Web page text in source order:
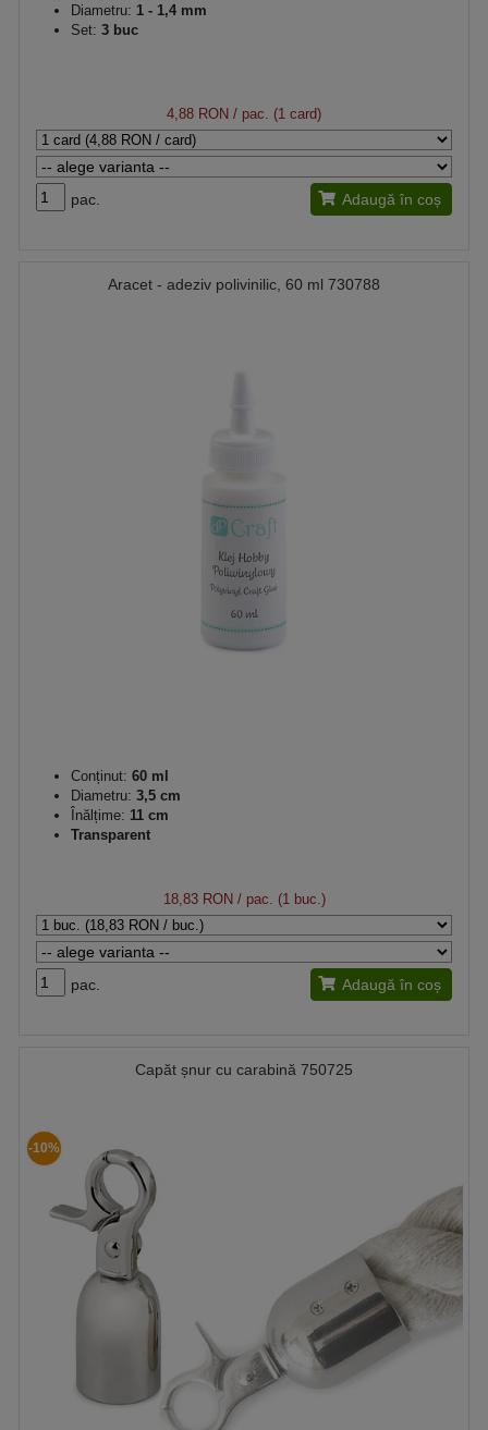
Diametru: 1 - 1,4 mm
Set: 3 buc
4,88 RON / pac. (1 card)
pac. Adaugă în coș
Aracet - adeziv polivinilic, 60 ml 730788
Conținut: 60 ml
Diametru: 3,5 cm
Înălțime: 11 cm
Transparent
18,83 RON/ pac. (1 buc.)
pac. Adaugă în coș
Capăt șnur cu carabină 750725
-10%